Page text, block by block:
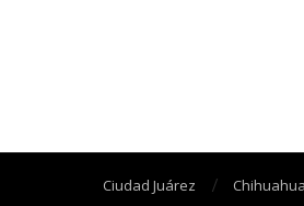
Ciudad Juárez Chihuahua